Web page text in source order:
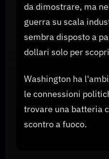
da dimostrare, ma
guerra su scala
sembra disposto a
dollari solo per
Washington ha
le connessioni
trovare una batteria
scontro a fuoco.